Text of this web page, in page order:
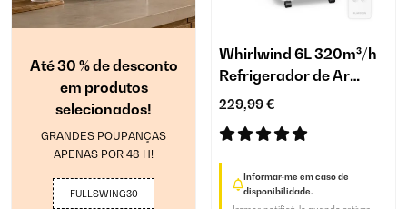
Até 30 % de desconto
em produtos
selecionados!
GRANDES POUPANÇAS
APENAS POR 48 H!
FULLSWING30
Whirlwind 6L 320m³/h
Refrigerador de Ar
Branco
229,99 €
Informar-me em caso de
disponibilidade.